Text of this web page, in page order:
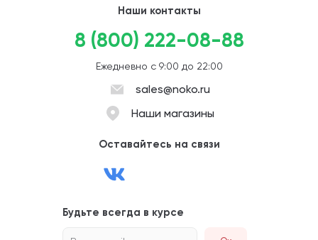
Наши контакты
8 (800) 222-08-88
Ежедневно с 9:00 до 22:00
sales@noko.ru
Наши магазины
Оставайтесь на связи
Будьте всегда в курсе